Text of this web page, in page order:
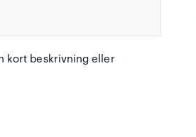
kort beskrivning eller